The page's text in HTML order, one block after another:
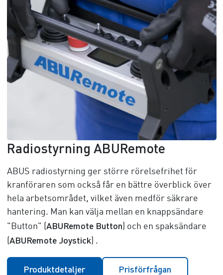
Radiostyrning ABURemote
ABUS radiostyrning ger större rörelsefrihet för
kranföraren som också får en bättre överblick över
hela arbetsområdet, vilket även medför säkrare
hantering. Man kan välja mellan en knappsändare
"Button" (ABURemote Button) och en spaksändare
(ABURemote Joystick) .
Produktdetaljer Prisförfrågan